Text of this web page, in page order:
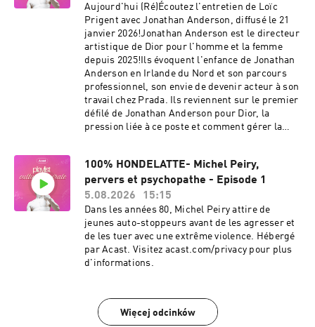
Aujourd'hui (Ré)Écoutez l'entretien de Loïc
Prigent avec Jonathan Anderson, diffusé le 21
janvier 2026!Jonathan Anderson est le directeur
artistique de Dior pour l'homme et la femme
depuis 2025!Ils évoquent l'enfance de Jonathan
Anderson en Irlande du Nord et son parcours
professionnel, son envie de devenir acteur à son
travail chez Prada. Ils reviennent sur le premier
défilé de Jonathan Anderson pour Dior, la
pression liée à ce poste et comment gérer la
100% HONDELATTE- Michel Peiry,
pervers et psychopathe - Episode 1
5.08.2026
15:15
Dans les années 80, Michel Peiry attire de
jeunes auto-stoppeurs avant de les agresser et
de les tuer avec une extrême violence. Hébergé
par Acast. Visitez acast.com/privacy pour plus
d'informations.
Więcej odcinków